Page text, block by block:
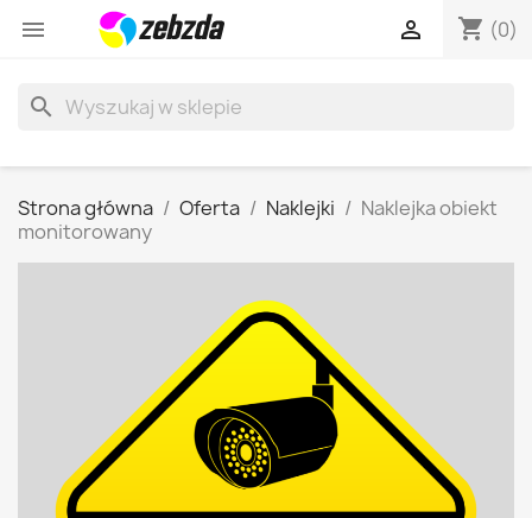
 shopping_cart (0)

search
Strona główna Oferta Naklejki
Naklejka obiekt
monitorowany